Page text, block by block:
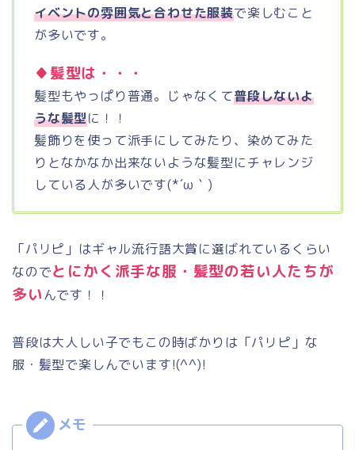
イベントの雰囲気と合わせた服装で楽しむこと
が多いです。
♦髪型は・・・
髪型もやっぱり普通。じゃなくて普段しないよ
うな髪型に！！
髪飾りを使って派手にしてみたり、染めてみた
りとなかなか出来ないような髪型にチャレンジ
している人が多いです(*´ω｀)
「パリピ」はギャル流行語大賞に選ばれているくらい
なのでとにかく派手な服・髪型の若い人たちが
多いんです！！
普段は大人しい子でもこの時ばかりは「パリピ」な
服・髪型で楽しんでいます!(^^)!